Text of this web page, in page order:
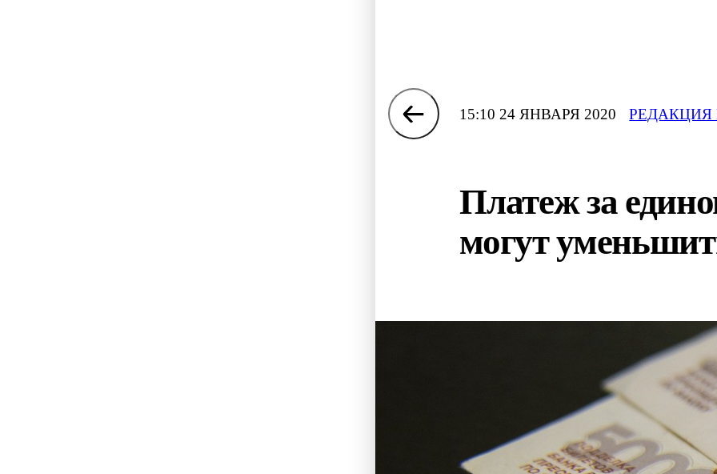
15:10 24 ЯНВАРЯ 2020 РЕДАКЦИЯ
Платеж за
могут